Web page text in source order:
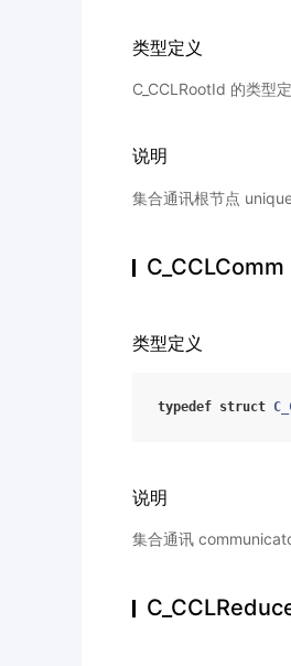
类型定义
C_CCLRootId 的类型
说明
集合通讯根节点
C_CCLComm
类型定义
typedef struct
说明
集合通讯